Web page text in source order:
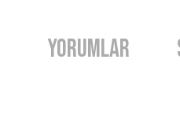
Yorumlar